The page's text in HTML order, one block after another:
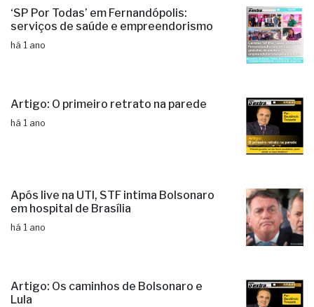
‘SP Por Todas’ em Fernandópolis:
serviços de saúde e empreendorismo
há 1 ano
Artigo: O primeiro retrato na parede
há 1 ano
Após live na UTI, STF intima Bolsonaro
em hospital de Brasília
há 1 ano
Artigo: Os caminhos de Bolsonaro e
Lula